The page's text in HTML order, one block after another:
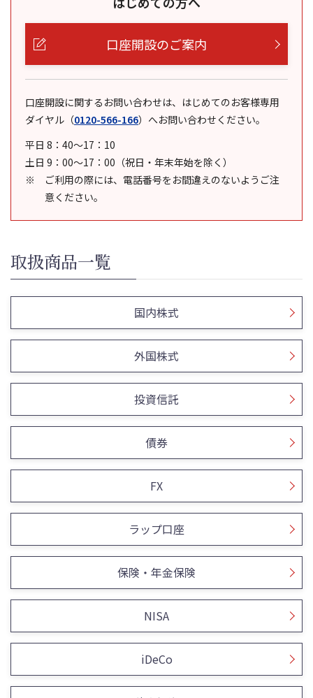
口座開設のご案内
口座開設に関するお問い合わせは、はじめてのお客様専用
ダイヤル （0120-566-166） へお問い合わせください。
平日 8：40～17：10
土日 9：00～17：00（祝日・年末年始を除く）
ご利用の際には、電話番号をお間違えのないようご注
意ください。
取扱商品一覧
国内株式
外国株式
投資信託
債券
FX
ラップ口座
保険・年金保険
NISA
iDeCo